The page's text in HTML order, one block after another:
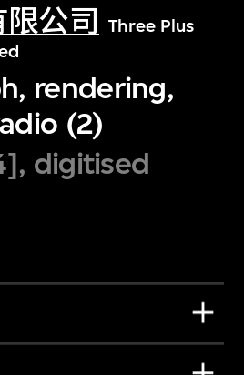
公司
Three Plus
rendering,
(2)
digitised